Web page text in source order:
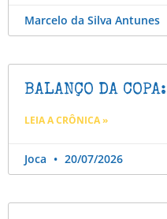
Marcelo da Silva Antunes
BALANÇO DA COPA:
LEIA A CRÔNICA »
Joca 20/07/2026